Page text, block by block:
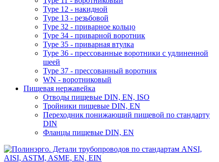
Type 12 - накидной
Type 13 - резьбовой
Type 32 - приварное кольцо
Type 34 - приварной воротник
Type 35 - приварная втулка
Type 36 - прессованные воротники с удлиненной
шеей
Type 37 - прессованный воротник
WN - воротниковый
Пищевая нержавейка
Отводы пищевые DIN, EN, ISO
Тройники пищевые DIN, EN
Переходник понижающий пищевой по стандарту
DIN
Фланцы пищевые DIN, EN